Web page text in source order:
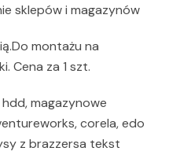
sklepów i magazynów
montażu na
Cena za 1 szt.
magazynowe
corela, edo
z brazzersa tekst